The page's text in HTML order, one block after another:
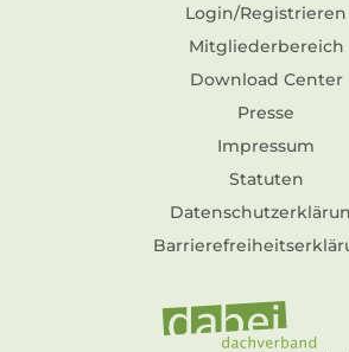
Login/Registrieren
Mitgliederbereich
Download Center
Presse
Impressum
Statuten